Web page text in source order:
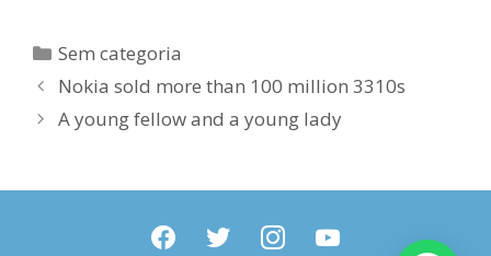
Categorias
Sem categoria
Nokia sold more than 100 million 3310s
A young fellow and a young lady
facebooktwitter instagramyoutube